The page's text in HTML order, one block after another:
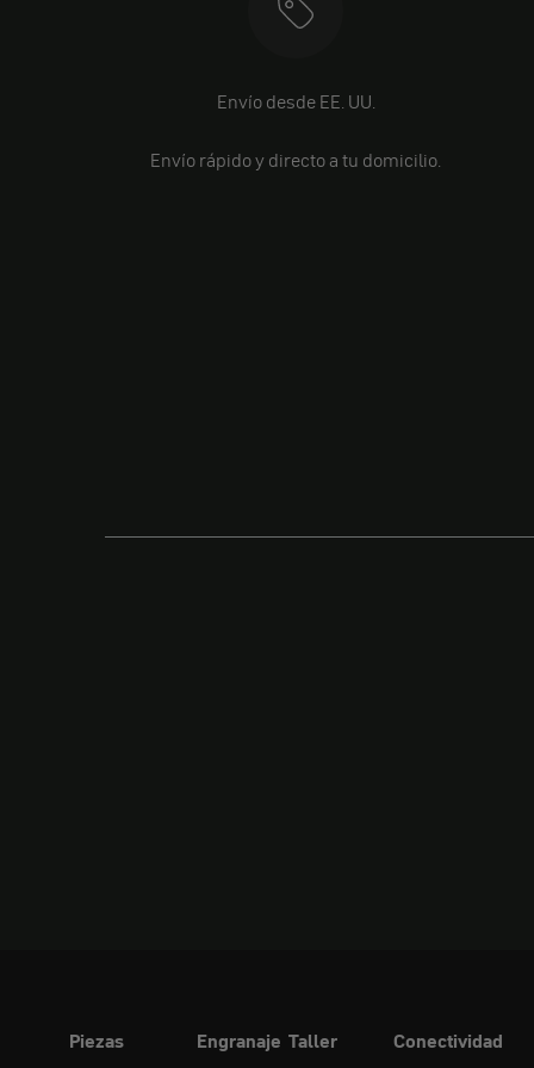
Envío desde EE. UU.
Envío rápido y directo a tu domicilio.
Piezas Engranaje Taller Conectividad